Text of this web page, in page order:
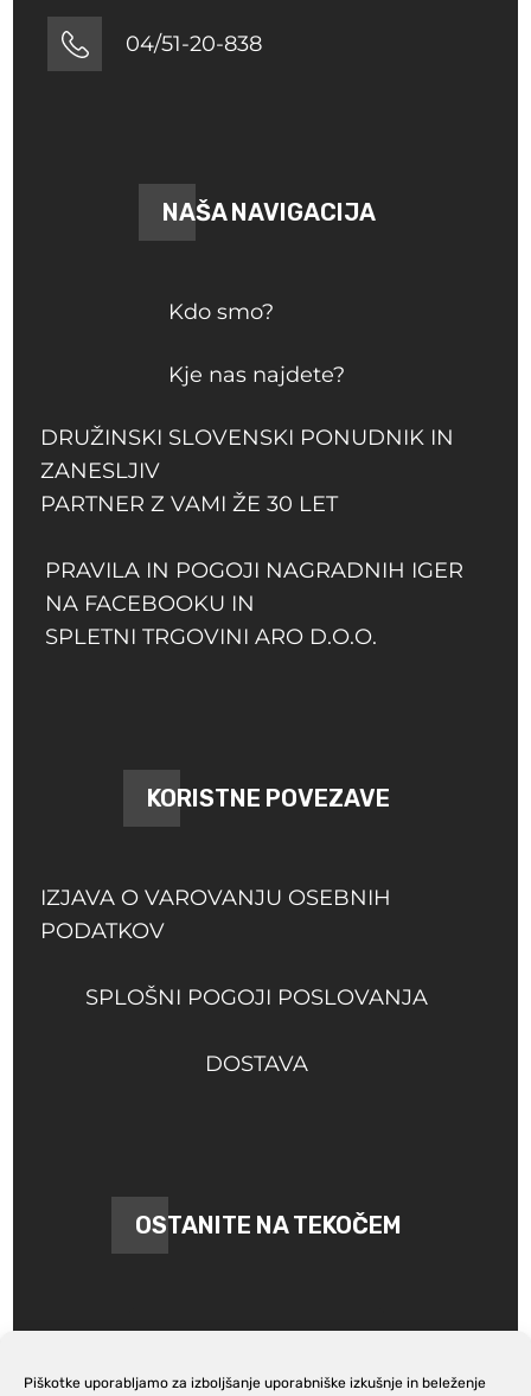
Piškotke uporabljamo za izboljšanje uporabniške izkušnje in beleženje
04/51-20-838
NAŠA NAVIGACIJA
Kdo smo?
Kje nas najdete?
DRUŽINSKI SLOVENSKI PONUDNIK IN
ZANESLJIV
PARTNER Z VAMI ŽE 30 LET
PRAVILA IN POGOJI NAGRADNIH IGER
NA FACEBOOKU IN
SPLETNI TRGOVINI ARO D.O.O.
KORISTNE POVEZAVE
IZJAVA O VAROVANJU OSEBNIH
PODATKOV
SPLOŠNI POGOJI POSLOVANJA
DOSTAVA
OSTANITE NA TEKOČEM